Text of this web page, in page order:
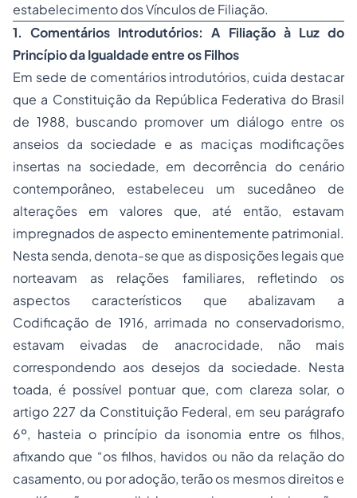
estabelecimento dos Vínculos de Filiação.
1. Comentários Introdutórios: A Filiação à Luz do
Princípio da Igualdade entre os Filhos
Em sede de comentários introdutórios, cuida destacar
que a Constituição da República Federativa do Brasil
de 1988, buscando promover um diálogo entre os
anseios da sociedade e as maciças modificações
insertas na sociedade, em decorrência do cenário
contemporâneo, estabeleceu um sucedâneo de
alterações em valores que, até então, estavam
impregnados de aspecto eminentemente patrimonial.
Nesta senda, denota-se que as disposições legais que
norteavam as relações familiares, refletindo os
aspectos característicos que abalizavam a
Codificação de 1916, arrimada no conservadorismo,
estavam eivadas de anacrocidade, não mais
correspondendo aos desejos da sociedade. Nesta
toada, é possível pontuar que, com clareza solar, o
artigo 227 da Constituição Federal, em seu parágrafo
6º, hasteia o princípio da isonomia entre os filhos,
afixando que “os filhos, havidos ou não da relação do
casamento, ou por adoção, terão os mesmos direitos e